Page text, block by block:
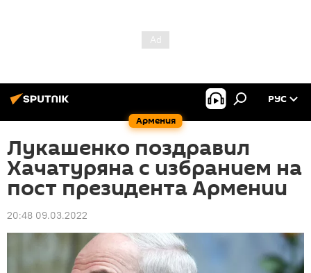
Армения
РУС
Лукашенко поздравил
Хачатуряна с избранием на
пост президента Армении
20:48 09.03.2022